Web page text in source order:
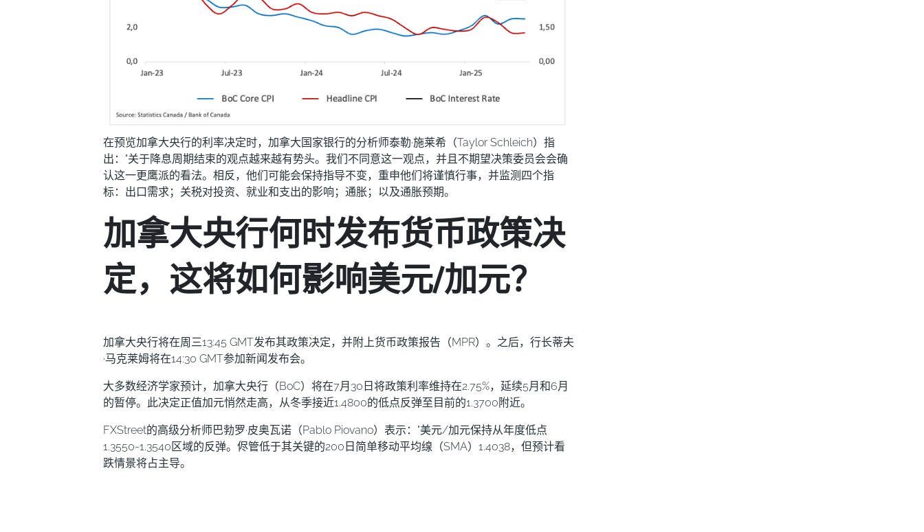
在预览加拿大央行的利率决定时，加拿大国家银行的分析师泰勒·施莱希（Taylor Schleich）指
出："关于降息周期结束的观点越来越有势头。我们不同意这一观点，并且不期望决策委员会会确
认这一更鹰派的看法。相反，他们可能会保持指导不变，重申他们将谨慎行事，并监测四个指
标：出口需求；关税对投资、就业和支出的影响；通胀；以及通胀预期。
加拿大央行何时发布货币政策决
定，这将如何影响美元/加元？
加拿大央行将在周三13:45 GMT发布其政策决定，并附上货币政策报告（MPR）。之后，行长蒂夫
·马克莱姆将在14:30 GMT参加新闻发布会。
大多数经济学家预计，加拿大央行（BoC）将在7月30日将政策利率维持在2.75%，延续5月和6月
的暂停。此决定正值加元悄然走高，从冬季接近1.4800的低点反弹至目前的1.3700附近。
FXStreet的高级分析师巴勃罗·皮奥瓦诺（Pablo Piovano）表示："美元/加元保持从年度低点
1.3550-1.3540区域的反弹。侭管低于其关键的200日简单移动平均缐（SMA）1.4038，但预计看
跌情景将占主导。